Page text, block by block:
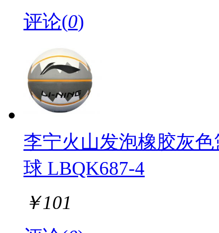
评论(0)
李宁火山发泡橡胶灰
球 LBQK687-4
￥101